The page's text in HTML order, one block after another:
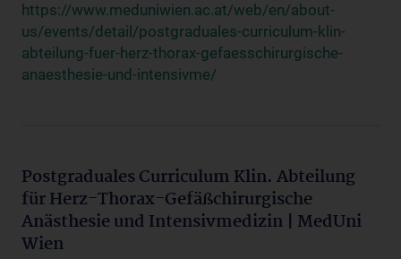
https://www.meduniwien.ac.at/web/en/about-
us/events/detail/postgraduales-curriculum-klin-
abteilung-fuer-herz-thorax-gefaesschirurgische-
anaesthesie-und-intensivme/
Postgraduales Curriculum Klin. Abteilung
für Herz-Thorax-Gefäßchirurgische
Anästhesie und Intensivmedizin | MedUni
Wien